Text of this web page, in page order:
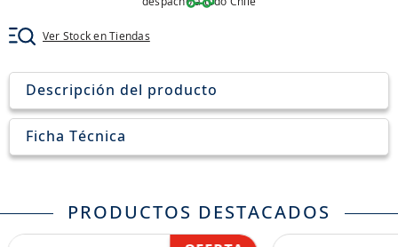
Ver Stock en Tiendas
Descripción del producto
Ficha Técnica
PRODUCTOS DESTACADOS
9.
235
10. john deere